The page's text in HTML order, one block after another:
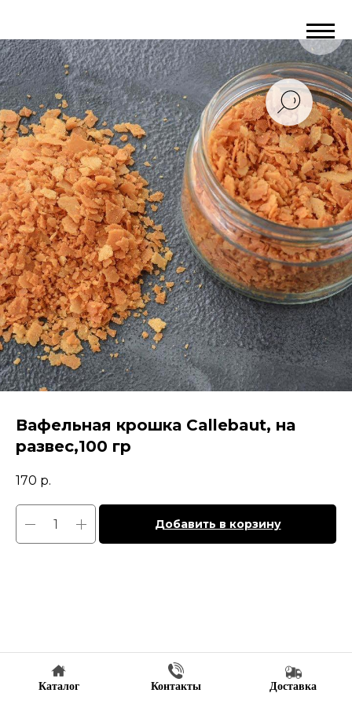
Вафельная крошка Callebaut, на
развес,100 гр
170 р.
Добавить в корзину
Каталог Контакты Доставка